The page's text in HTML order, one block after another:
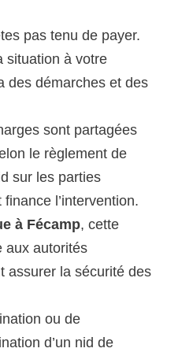
pas tenu de payer.
situation à votre
des démarches et des
sont partagées
le règlement de
sur les parties
l’intervention.
à Fécamp, cette
aux autorités
assurer la sécurité des
ou de
d’un nid de